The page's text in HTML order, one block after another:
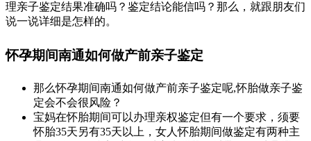
理亲子鉴定结果准确吗？鉴定结论能信吗？那么，就跟朋友们
说一说详细是怎样的。
怀孕期间南通如何做产前亲子鉴定
那么怀孕期间南通如何做产前亲子鉴定呢,怀胎做亲子鉴
定会不会很风险？
宝妈在怀胎期间可以办理亲权鉴定但有一个要求，须要
怀胎35天另有35天以上，女人怀胎期间做鉴定有两种主